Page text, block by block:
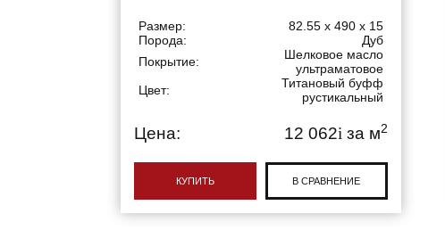
Размер:
82.55 x 490 x 15
Порода:
Дуб
Покрытие:
Шелковое масло
ультраматовое
Цвет:
Титановый буфф
рустикальный
Цена: 12 062i за м2
КУПИТЬ В СРАВНЕНИЕ